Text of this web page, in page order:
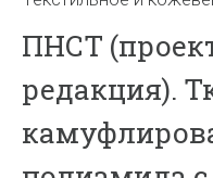
ПНСТ
редакция).